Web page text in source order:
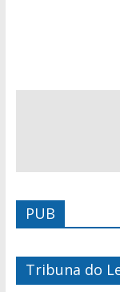
PUB
Tribuna do